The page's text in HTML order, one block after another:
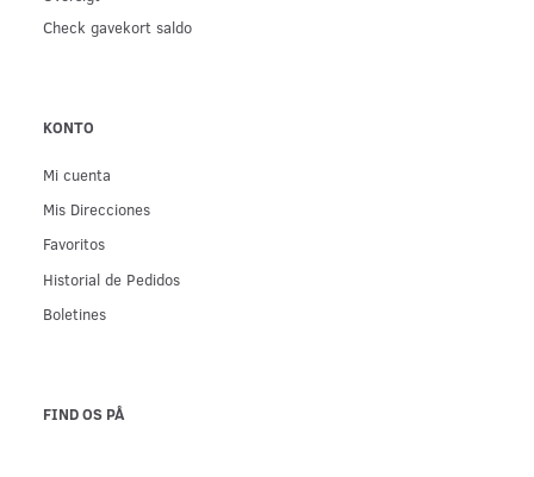
Check gavekort saldo
KONTO
Mi cuenta
Mis Direcciones
Favoritos
Historial de Pedidos
Boletines
FIND OS PÅ